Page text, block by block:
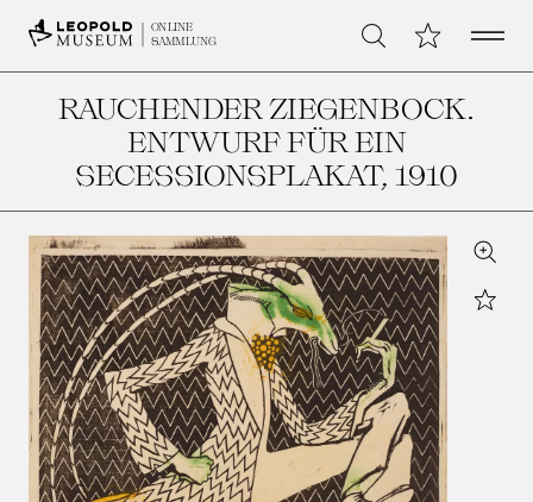
ONLINE
SAMMLUNG
Suche Meine Open
RAUCHENDER ZIEGENBOCK.
ENTWURF FÜR EIN
SECESSIONSPLAKAT, 1910
Zoom
Star